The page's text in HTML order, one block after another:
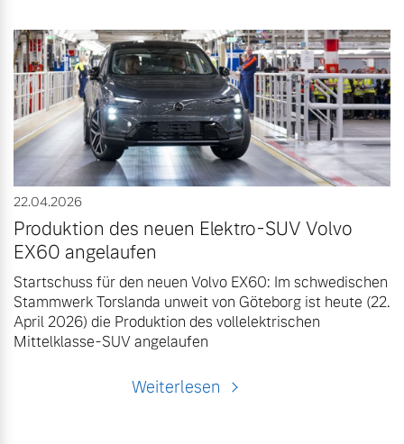
22.04.2026
Produktion des neuen Elektro-SUV Volvo
EX60 angelaufen
Startschuss für den neuen Volvo EX60: Im schwedischen
Stammwerk Torslanda unweit von Göteborg ist heute (22.
April 2026) die Produktion des vollelektrischen
Mittelklasse-SUV angelaufen
Weiterlesen